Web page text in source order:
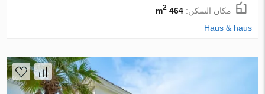
مكان السكن:464 m
2
Haus & haus